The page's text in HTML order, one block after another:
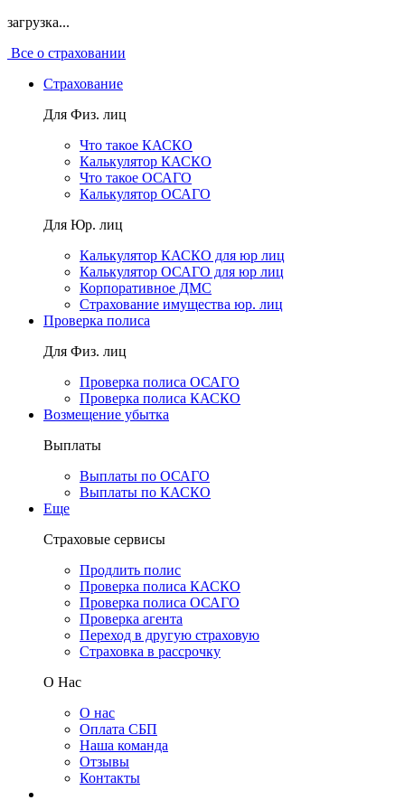
загрузка...
Все о страховании
Страхование
Для Физ. лиц
Что такое КАСКО
Калькулятор КАСКО
Что такое ОСАГО
Калькулятор ОСАГО
Для Юр. лиц
Калькулятор КАСКО для юр лиц
Калькулятор ОСАГО для юр лиц
Корпоративное ДМС
Страхование имущества юр. лиц
Проверка полиса
Для Физ. лиц
Проверка полиса ОСАГО
Проверка полиса КАСКО
Возмещение убытка
Выплаты
Выплаты по ОСАГО
Выплаты по КАСКО
Еще
Страховые сервисы
Продлить полис
Проверка полиса КАСКО
Проверка полиса ОСАГО
Проверка агента
Переход в другую страховую
Страховка в рассрочку
О Нас
О нас
Оплата СБП
Наша команда
Отзывы
Контакты